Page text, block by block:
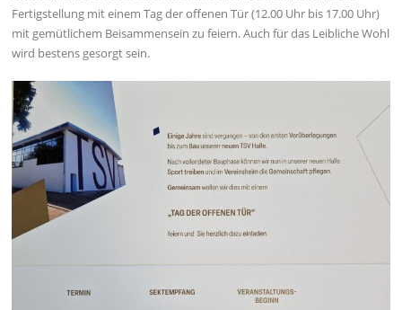
Fertigstellung mit einem Tag der offenen Tür (12.00 Uhr bis 17.00 Uhr)
mit gemütlichem Beisammensein zu feiern. Auch für das Leibliche Wohl
wird bestens gesorgt sein.